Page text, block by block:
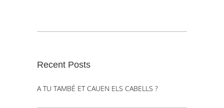
Recent Posts
A TU TAMBÉ ET CAUEN ELS CABELLS ?